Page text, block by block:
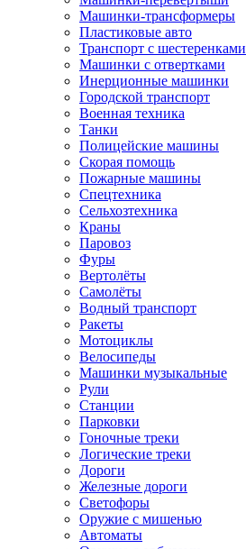
Машинки-трансформеры
Пластиковые авто
Транспорт с шестеренками
Машинки с отвертками
Инерционные машинки
Городской транспорт
Военная техника
Танки
Полицейские машины
Скорая помощь
Пожарные машины
Спецтехника
Сельхозтехника
Краны
Паровоз
Фуры
Вертолёты
Самолёты
Водный транспорт
Ракеты
Мотоциклы
Велосипеды
Машинки музыкальные
Рули
Станции
Парковки
Гоночные треки
Логические треки
Дороги
Железные дороги
Светофоры
Оружие с мишенью
Автоматы